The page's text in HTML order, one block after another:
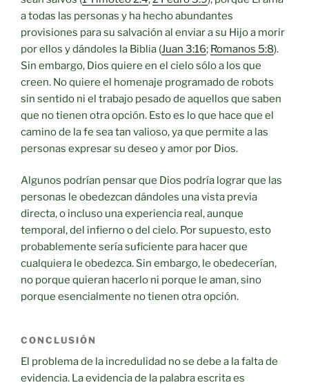
a todas las personas y ha hecho abundantes
provisiones para su salvación al enviar a su Hijo a morir
por ellos y dándoles la Biblia (Juan 3:16; Romanos 5:8).
Sin embargo, Dios quiere en el cielo sólo a los que
creen. No quiere el homenaje programado de robots
sin sentido ni el trabajo pesado de aquellos que saben
que no tienen otra opción. Esto es lo que hace que el
camino de la fe sea tan valioso, ya que permite a las
personas expresar su deseo y amor por Dios.
Algunos podrían pensar que Dios podría lograr que las
personas le obedezcan dándoles una vista previa
directa, o incluso una experiencia real, aunque
temporal, del infierno o del cielo. Por supuesto, esto
probablemente sería suficiente para hacer que
cualquiera le obedezca. Sin embargo, le obedecerían,
no porque quieran hacerlo ni porque le aman, sino
porque esencialmente no tienen otra opción.
CONCLUSIÓN
El problema de la incredulidad no se debe a la falta de
evidencia. La evidencia de la palabra escrita es